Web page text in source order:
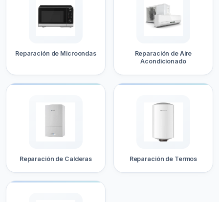
Reparación de Microondas
Reparación de Aire
Acondicionado
Reparación de Calderas Reparación de Termos